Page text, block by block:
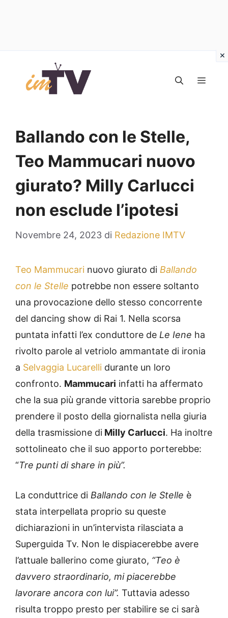
contenuto
Ballando con le Stelle,
Teo Mammucari nuovo
giurato? Milly Carlucci
non esclude l’ipotesi
Novembre 24, 2023 di Redazione IMTV
Teo Mammucari nuovo giurato di Ballando
con le Stelle potrebbe non essere soltanto
una provocazione dello stesso concorrente
del dancing show di Rai 1. Nella scorsa
puntata infatti l’ex conduttore de Le Iene ha
rivolto parole al vetriolo ammantate di ironia
a Selvaggia Lucarelli durante un loro
confronto. Mammucari infatti ha affermato
che la sua più grande vittoria sarebbe proprio
prendere il posto della giornalista nella giuria
della trasmissione di Milly Carlucci. Ha inoltre
sottolineato che il suo apporto porterebbe:
“Tre punti di share in più”.
La conduttrice di Ballando con le Stelle è
stata interpellata proprio su queste
dichiarazioni in un’intervista rilasciata a
Superguida Tv. Non le dispiacerebbe avere
l’attuale ballerino come giurato, “Teo è
davvero straordinario, mi piacerebbe
lavorare ancora con lui”. Tuttavia adesso
risulta troppo presto per stabilire se ci sarà